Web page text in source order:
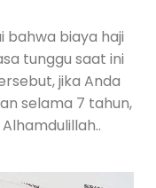
bahwa biaya haji
tunggu saat ini
jika Anda
selama 7 tahun,